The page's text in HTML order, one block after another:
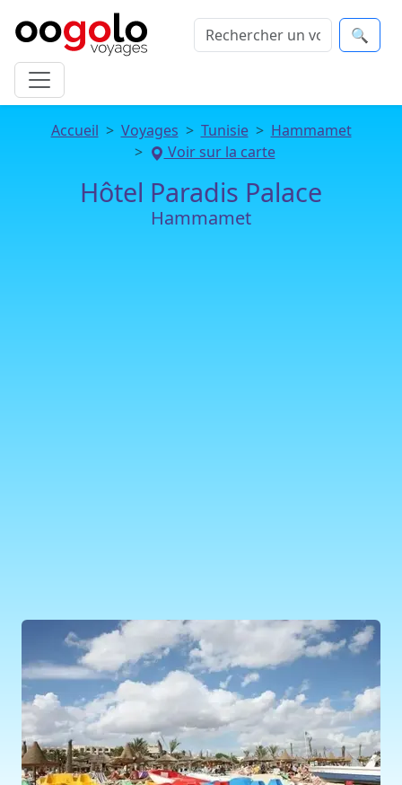
🔍
Accueil Voyages Tunisie
Hammamet
Voir sur la carte
Hôtel Paradis Palace
Hammamet